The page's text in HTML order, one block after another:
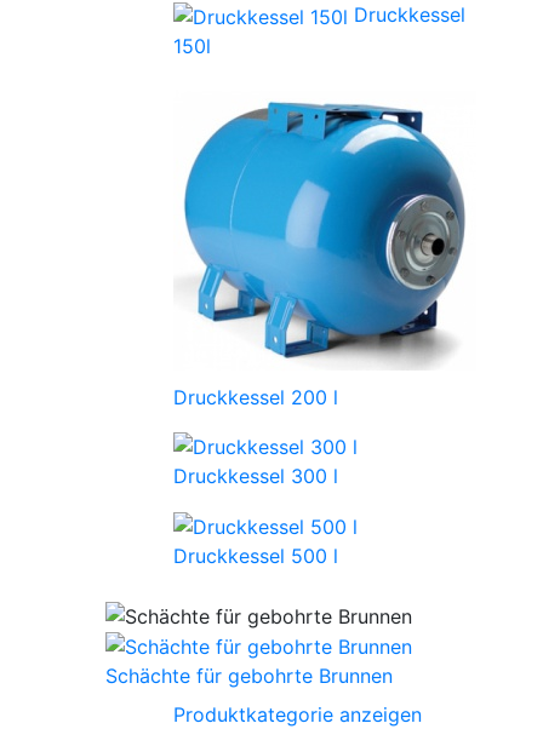
Druckkessel
150l
Druckkessel 200 l
Druckkessel 300 l
Druckkessel 500 l
Schächte für gebohrte Brunnen
Produktkategorie anzeigen